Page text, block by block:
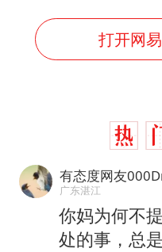
打开网
有态度网友
广东湛江
你妈为何不
处的事，总